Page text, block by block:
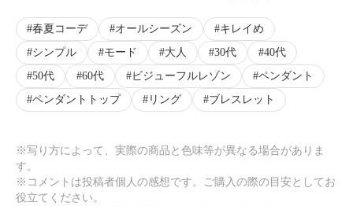
春夏コーデ オールシーズン
キレイめ
シンプル
モード 大人 30代
40代
50代
60代 ビジューフルレゾン
ペンダント
ペンダントトップ
リング ブレスレット
※写り方によって、実際の商品と色味等が異なる場合がありま
す。
※コメントは投稿者個人の感想です。ご購入の際の目安としてお
役立てください。